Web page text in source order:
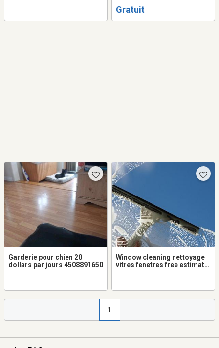
Gratuit
Garderie pour chien 20
dollars par jours 4508891650
Window cleaning nettoyage
vitres fenetres free estimate
1